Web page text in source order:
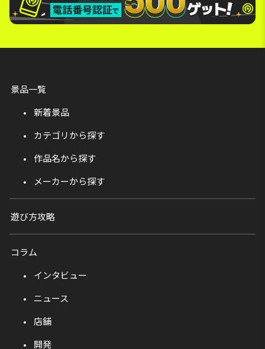
景品一覧
新着景品
カテゴリから探す
作品名から探す
メーカーから探す
遊び方攻略
コラム
インタビュー
ニュース
店舗
開発